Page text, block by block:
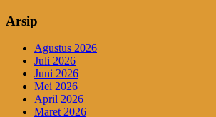
Arsip
Agustus 2026
Juli 2026
Juni 2026
Mei 2026
April 2026
Maret 2026